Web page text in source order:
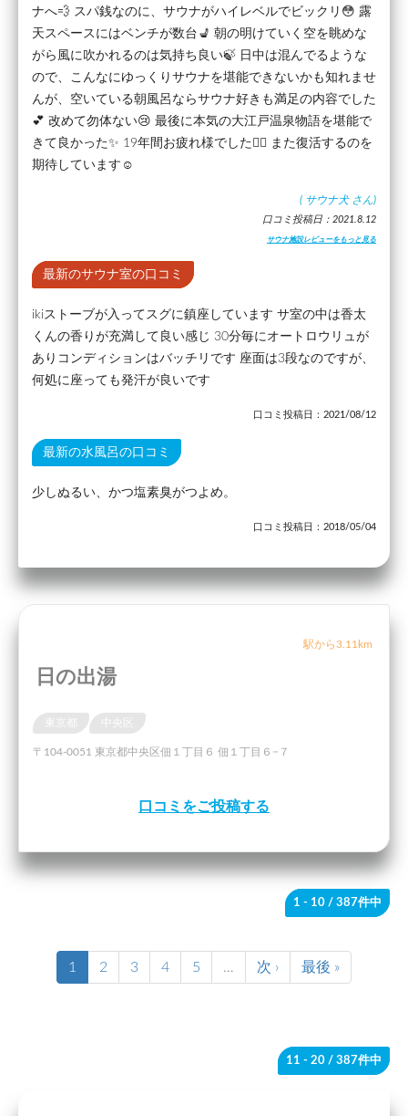
ナへ💨 スパ銭なのに、サウナがハイレベルでビックリ😳 露
天スペースにはベンチが数台💺 朝の明けていく空を眺めな
がら風に吹かれるのは気持ち良い🍃 日中は混んでるような
ので、こんなにゆっくりサウナを堪能できないかも知れませ
んが、空いている朝風呂ならサウナ好きも満足の内容でした
💕 改めて勿体ない😢 最後に本気の大江戸温泉物語を堪能で
きて良かった✨ 19年間お疲れ様でした🙇‍♂ また復活するのを
期待しています☺️
( サウナ犬 さん)
口コミ投稿日：2021.8.12
サウナ施設レビューをもっと見る
最新のサウナ室の口コミ
ikiストーブが入ってスグに鎮座しています サ室の中は香太
くんの香りが充満して良い感じ 30分毎にオートロウリュが
ありコンディションはバッチリです 座面は3段なのですが、
何処に座っても発汗が良いです
口コミ投稿日：2021/08/12
最新の水風呂の口コミ
少しぬるい、かつ塩素臭がつよめ。
口コミ投稿日：2018/05/04
駅から3.11km
日の出湯
東京都 中央区
〒104-0051 東京都中央区佃１丁目６ 佃１丁目６−７
口コミをご投稿する
1 - 10 / 387件中
1 2 3 4 5 … 次 › 最後 »
11 - 20 / 387件中